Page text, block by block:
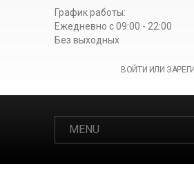
График работы:
Ежедневно c 09:00 - 22:00
Без выходных
ВОЙТИ ИЛИ
MENU